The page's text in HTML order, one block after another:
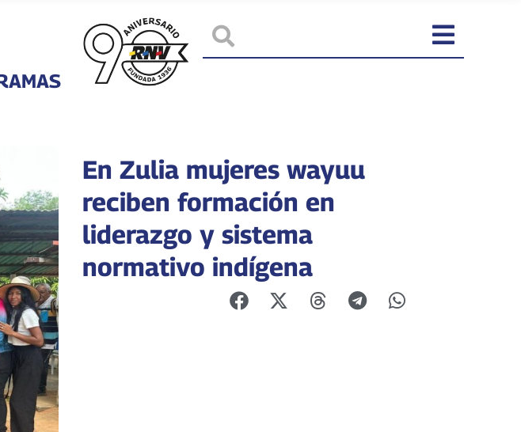
En Zulia mujeres wayuu
reciben formación en
liderazgo y sistema
normativo indígena